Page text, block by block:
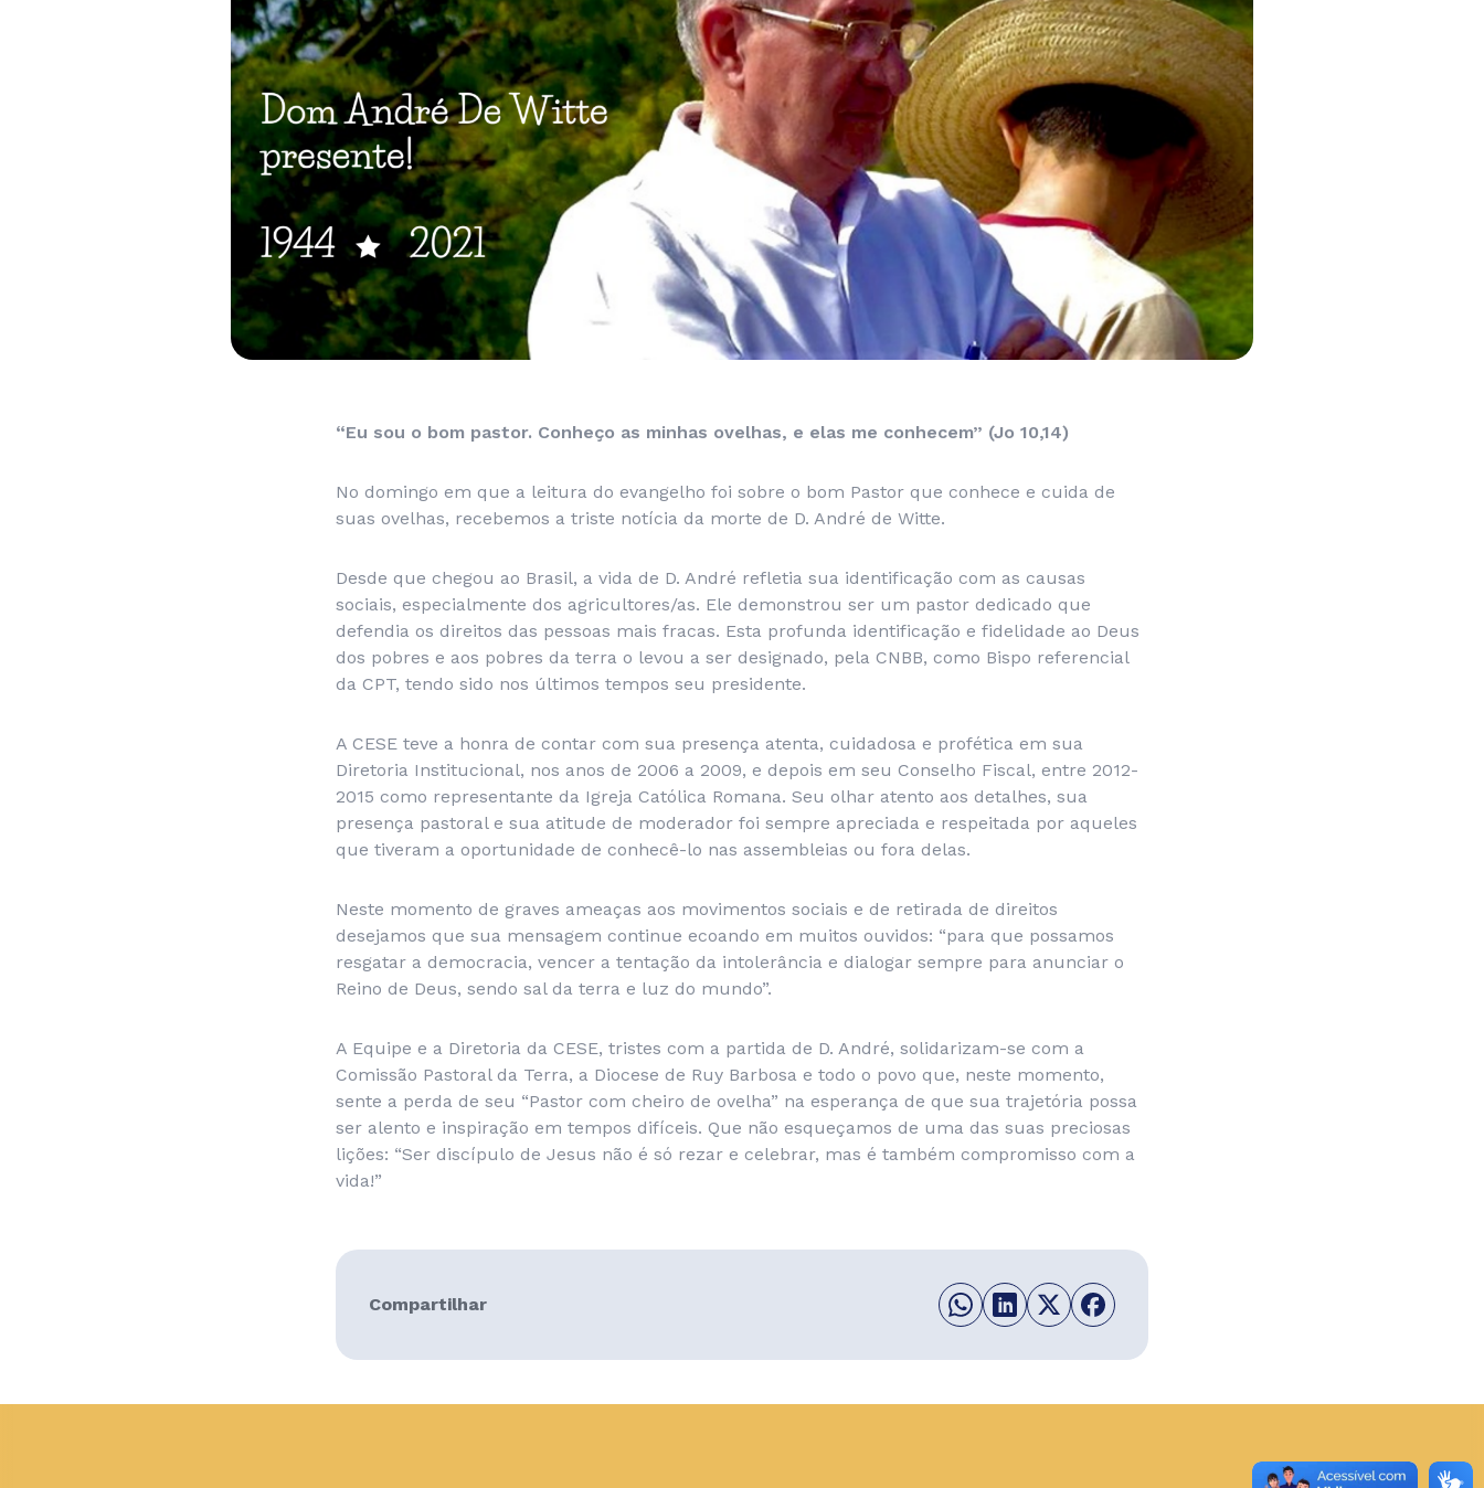
“Eu sou o bom pastor. Conheço as minhas ovelhas, e elas me conhecem” (Jo 10,14)
No domingo em que a leitura do evangelho foi sobre o bom Pastor que conhece e cuida de
suas ovelhas, recebemos a triste notícia da morte de D. André de Witte.
Desde que chegou ao Brasil, a vida de D. André refletia sua identificação com as causas
sociais, especialmente dos agricultores/as. Ele demonstrou ser um pastor dedicado que
defendia os direitos das pessoas mais fracas. Esta profunda identificação e fidelidade ao Deus
dos pobres e aos pobres da terra o levou a ser designado, pela CNBB, como Bispo referencial
da CPT, tendo sido nos últimos tempos seu presidente.
A CESE teve a honra de contar com sua presença atenta, cuidadosa e profética em sua
Diretoria Institucional, nos anos de 2006 a 2009, e depois em seu Conselho Fiscal, entre 2012-
2015 como representante da Igreja Católica Romana. Seu olhar atento aos detalhes, sua
presença pastoral e sua atitude de moderador foi sempre apreciada e respeitada por aqueles
que tiveram a oportunidade de conhecê-lo nas assembleias ou fora delas.
Neste momento de graves ameaças aos movimentos sociais e de retirada de direitos
desejamos que sua mensagem continue ecoando em muitos ouvidos: “para que possamos
resgatar a democracia, vencer a tentação da intolerância e dialogar sempre para anunciar o
Reino de Deus, sendo sal da terra e luz do mundo”.
A Equipe e a Diretoria da CESE, tristes com a partida de D. André, solidarizam-se com a
Comissão Pastoral da Terra, a Diocese de Ruy Barbosa e todo o povo que, neste momento,
sente a perda de seu “Pastor com cheiro de ovelha” na esperança de que sua trajetória possa
ser alento e inspiração em tempos difíceis. Que não esqueçamos de uma das suas preciosas
lições: “Ser discípulo de Jesus não é só rezar e celebrar, mas é também compromisso com a
vida!”
Compartilhar